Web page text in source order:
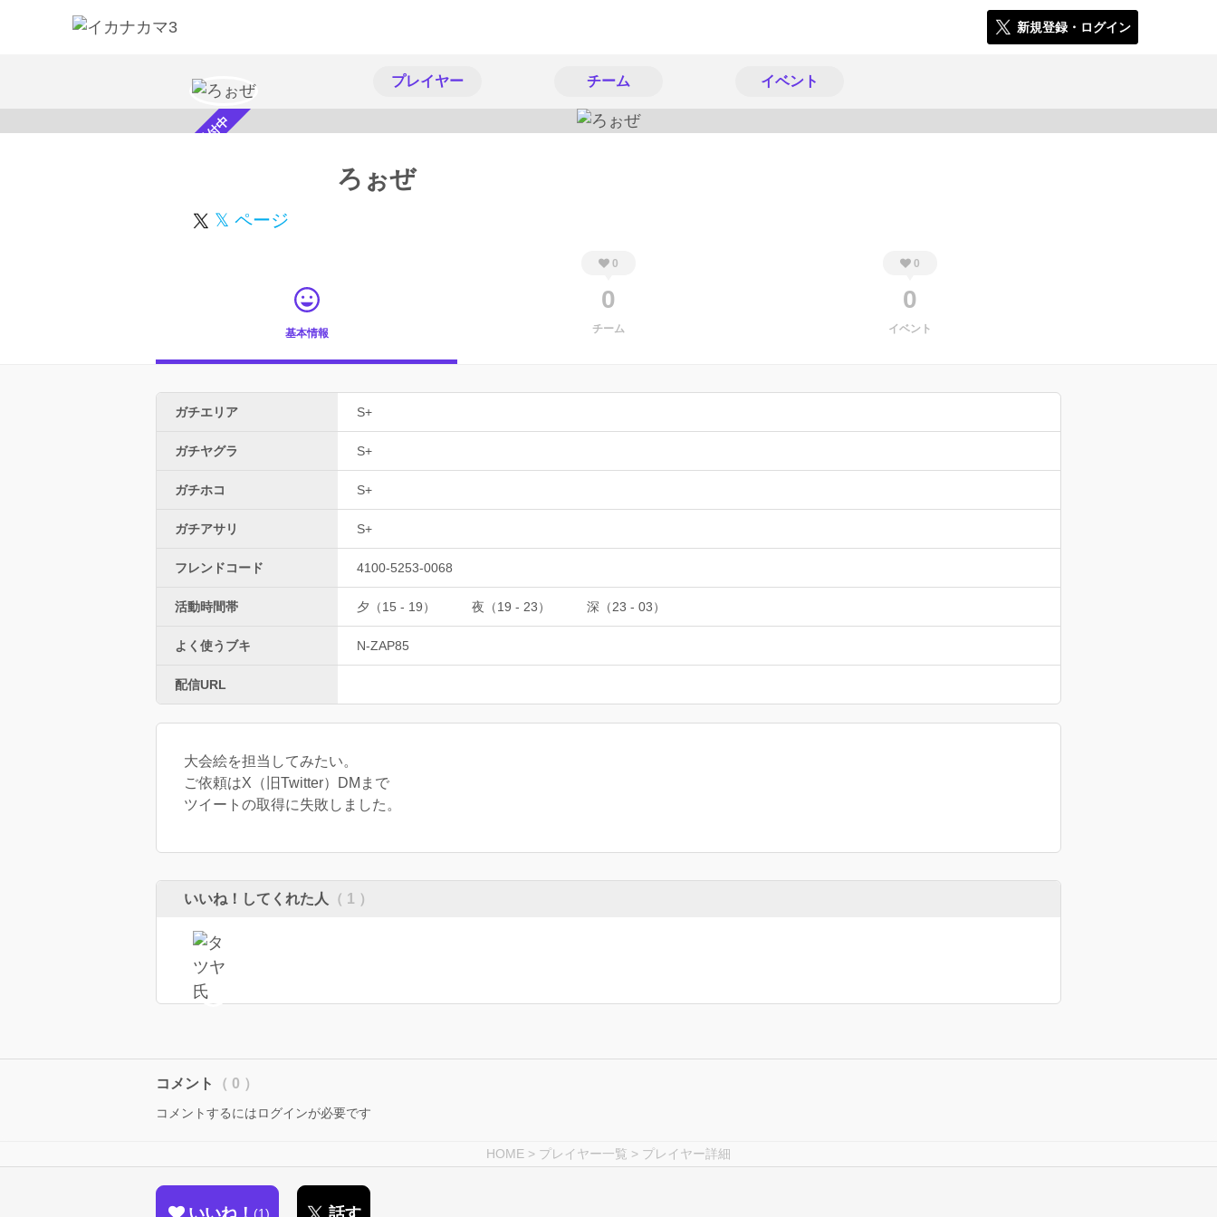
新規登録・ログイン
プレイヤー チーム イベント
スカウト受付中 ろぉぜ
𝕏 ページ
基本情報
0
0
チーム
0
0
イベント
ガチエリア S+
ガチヤグラ S+
ガチホコ S+
ガチアサリ S+
フレンドコード 4100-5253-0068
活動時間帯 夕（15 - 19） 夜（19 - 23） 深（23 - 03）
よく使うブキ N-ZAP85
配信URL
大会絵を担当してみたい。
ご依頼はX（旧Twitter）DMまで
ツイートの取得に失敗しました。
いいね！してくれた人 （ 1 ）
コメント （ 0 ）
コメントするにはログインが必要です
HOME > プレイヤー一覧 > プレイヤー詳細
いいね！ 1 話す